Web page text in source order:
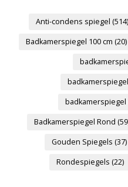
Anti-condens spiegel (514)
Badkamerspiegel 100 cm (20)
Badkamerspiegel Rond
Gouden Spiegels (37)
Rondespiegels (22)